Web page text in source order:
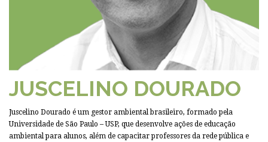
JUSCELINO DOURADO
Juscelino Dourado é um gestor ambiental brasileiro, formado pela
Universidade de São Paulo – USP, que desenvolve ações de educação
ambiental para alunos, além de capacitar professores da rede pública e